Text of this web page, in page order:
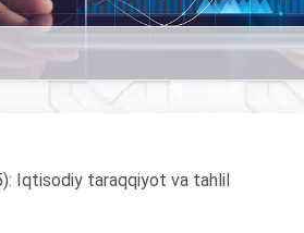
Iqtisodiy taraqqiyot va tahlil